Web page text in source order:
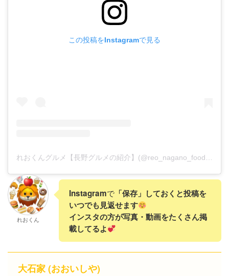
この投稿をInstagramで見る
れおくんグルメ【長野グルメの紹介】(@reo_nagano_food)がシェアした投稿
れおくん
Instagramで 「保存」しておくと投稿を
いつでも見返せます
インスタの方が写真・動画をたくさん掲
載してるよ
大石家 (おおいしや)